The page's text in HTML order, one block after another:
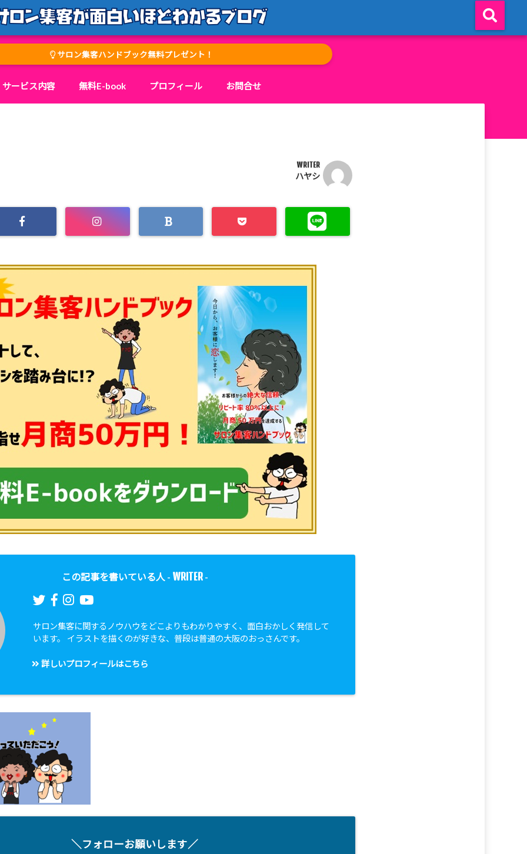
サロン集客ハンドブック無料プレゼント！
サービス内容 無料E-book プロフィール お問合せ
WRITER
ハヤシ
この記事を書いている人 - WRITER-
サロン集客に関するノウハウをどこよりもわかりやすく、面白おかしく発信して
います。 イラストを描くのが好きな、普段は普通の大阪のおっさんです。
詳しいプロフィールはこちら
＼フォローお願いします／